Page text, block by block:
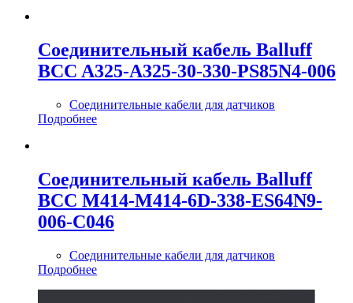
Соединительный кабель Balluff
BCC A325-A325-30-330-PS85N4-006
Соединительные кабели для датчиков
Подробнее
Соединительный кабель Balluff
BCC M414-M414-6D-338-ES64N9-
006-C046
Соединительные кабели для датчиков
Подробнее